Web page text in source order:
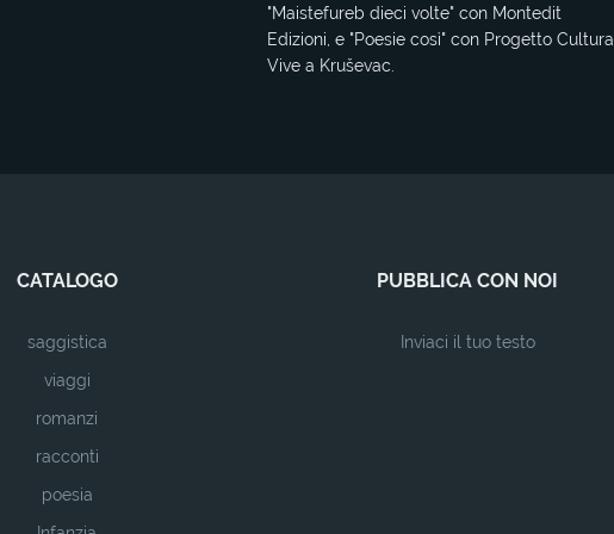
"Maistefureb dieci volte" con Montedit
Edizioni, e "Poesie così" con Progetto Cultura.
Vive a Kruševac.
CATALOGO
saggistica
viaggi
romanzi
racconti
poesia
PUBBLICA CON NOI
Inviaci il tuo testo